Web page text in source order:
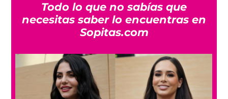
Todo lo que no sabías que
necesitas saber lo encuentras en
Sopitas.com